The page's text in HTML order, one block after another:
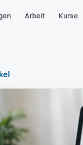
Arbeit Kurse